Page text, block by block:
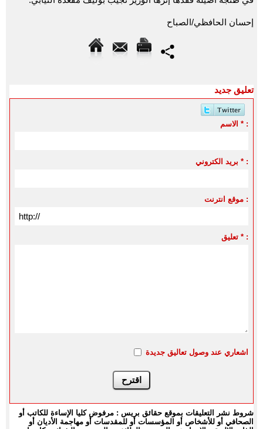
إحسان الحافظي/الصباح
تعليق جديد
الاسم * :
بريد الكتروني * :
موقع انترنت :
تعليق * :
اشعاري عند وصول تعاليق جديدة
شروط نشر التعليقات بموقع حقائق بريس : مرفوض كليا الإساءة للكاتب أو
الصحافي أو للأشخاص أو المؤسسات أو للمقدسات أو مهاجمة الأديان أو